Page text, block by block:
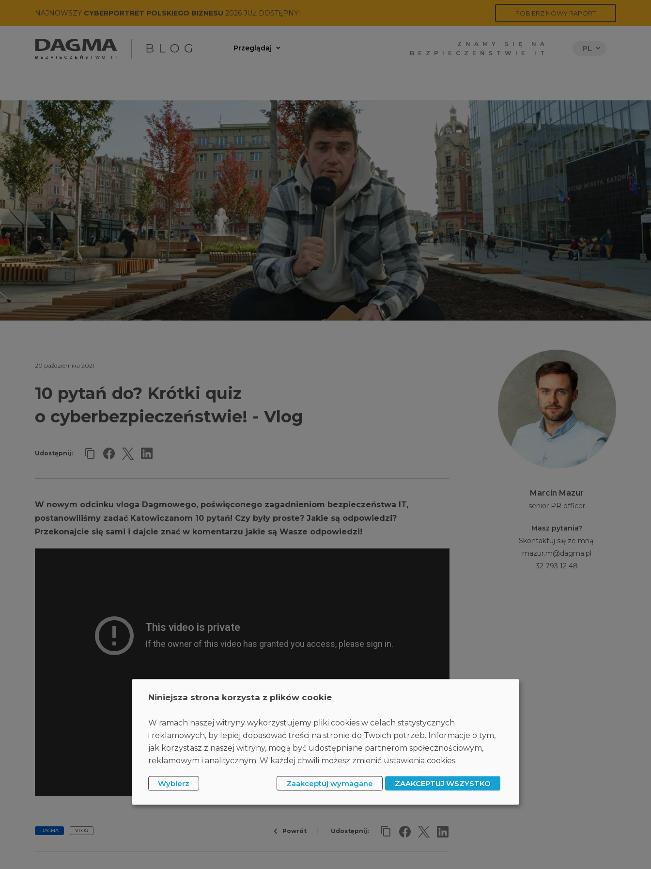
Przeglądaj
ZNAMY SIĘ NA
BEZPIECZEŃSTWIE IT
PL
20 października 2021
10 pytań do? Krótki quiz
o cyberbezpieczeństwie! - Vlog
Udostępnij:
W nowym odcinku vloga Dagmowego, poświęconego zagadnieniom bezpieczeństwa IT,
postanowiliśmy zadać Katowiczanom 10 pytań! Czy były proste? Jakie są odpowiedzi?
Przekonajcie się sami i dajcie znać w komentarzu jakie są Wasze odpowiedzi!
DAGMA VLOG Powrót Udostępnij:
Marcin Mazur
senior PR officer
Masz pytania?
Skontaktuj się ze mną:
mazur.m@dagma.pl
32 793 12 48
NAJNOWSZY CYBERPORTRET POLSKIEGO BIZNESU 2026 JUŻ DOSTĘPNY! POBIERZ NOWY RAPORT
Niniejsza strona korzysta z plików cookie
W ramach naszej witryny wykorzystujemy pliki cookies w celach statystycznych
i reklamowych, by lepiej dopasować treści na stronie do Twoich potrzeb. Informacje o tym,
jak korzystasz z naszej witryny, mogą być udostępniane partnerom społecznościowym,
reklamowym i analitycznym. W każdej chwili możesz zmienić ustawienia cookies.
Wybierz Zaakceptuj wymagane ZAAKCEPTUJ WSZYSTKO